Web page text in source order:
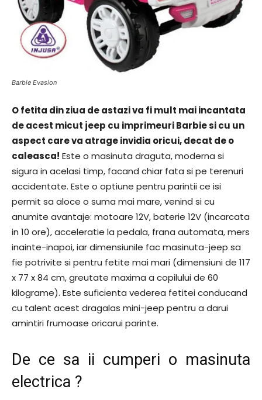
Barbie Evasion
O fetita din ziua de astazi va fi mult mai incantata
de acest micut jeep cu imprimeuri Barbie si cu un
aspect care va atrage invidia oricui, decat de o
caleasca! Este o masinuta draguta, moderna si
sigura in acelasi timp, facand chiar fata si pe terenuri
accidentate. Este o optiune pentru parintii ce isi
permit sa aloce o suma mai mare, venind si cu
anumite avantaje: motoare 12V, baterie 12V (incarcata
in 10 ore), acceleratie la pedala, frana automata, mers
inainte-inapoi, iar dimensiunile fac masinuta-jeep sa
fie potrivite si pentru fetite mai mari (dimensiuni de 117
x 77 x 84 cm, greutate maxima a copilului de 60
kilograme). Este suficienta vederea fetitei conducand
cu talent acest dragalas mini-jeep pentru a darui
amintiri frumoase oricarui parinte.
De ce sa ii cumperi o masinuta
electrica ?